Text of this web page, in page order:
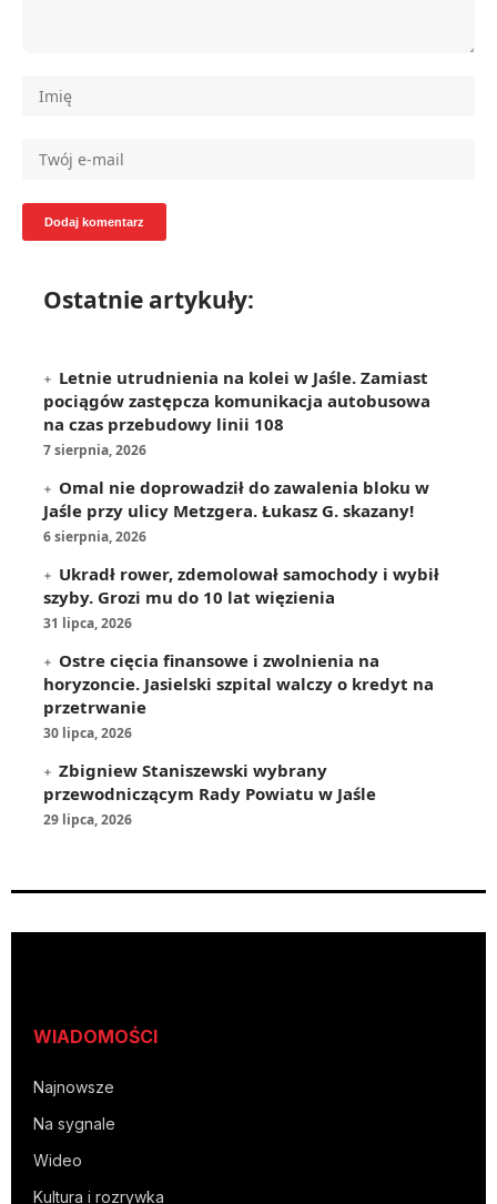
Ostatnie artykuły:
Letnie utrudnienia na kolei w Jaśle. Zamiast
pociągów zastępcza komunikacja autobusowa
na czas przebudowy linii 108
7 sierpnia, 2026
Omal nie doprowadził do zawalenia bloku w
Jaśle przy ulicy Metzgera. Łukasz G. skazany!
6 sierpnia, 2026
Ukradł rower, zdemolował samochody i wybił
szyby. Grozi mu do 10 lat więzienia
31 lipca, 2026
Ostre cięcia finansowe i zwolnienia na
horyzoncie. Jasielski szpital walczy o kredyt na
przetrwanie
30 lipca, 2026
Zbigniew Staniszewski wybrany
przewodniczącym Rady Powiatu w Jaśle
29 lipca, 2026
WIADOMOŚCI
Najnowsze
Na sygnale
Wideo
Kultura i rozrywka